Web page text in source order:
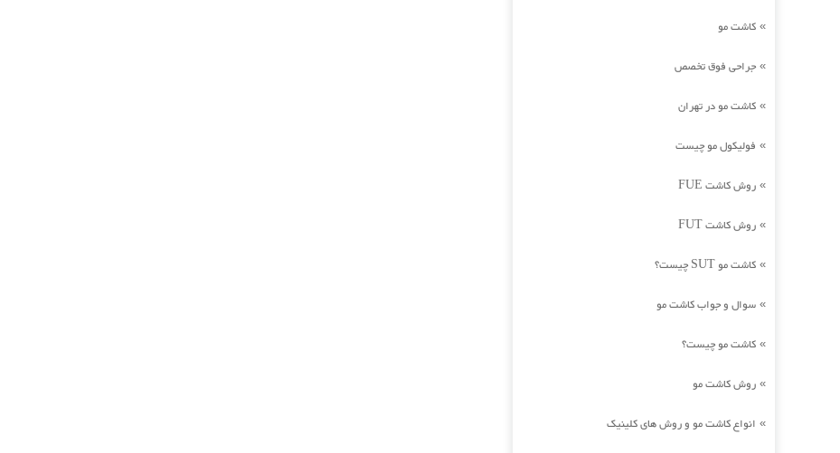
» کاشت مو
» جراحی فوق تخصص
» کاشت مو در تهران
» فولیکول مو چیست
» روش کاشت FUE
» روش کاشت FUT
» کاشت مو SUT چیست؟
» سوال و جواب کاشت مو
» کاشت مو چیست؟
» روش کاشت مو
» انواع کاشت مو و روش های کلینیک